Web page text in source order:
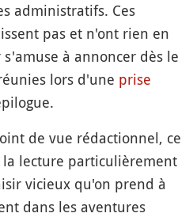
administratifs. Ces
pas et n'ont rien en
à annoncer dès le
lors d'une prise
de vue rédactionnel, ce
lecture particulièrement
vicieux qu'on prend à
dans les aventures